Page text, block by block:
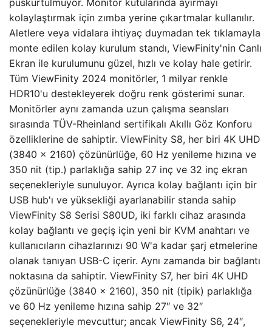
püskürtülmüyor. Monitör kutularında ayırmayı
kolaylaştırmak için zımba yerine çıkartmalar kullanılır.
Aletlere veya vidalara ihtiyaç duymadan tek tıklamayla
monte edilen kolay kurulum standı, ViewFinity'nin Canlı
Ekran ile kurulumunu güzel, hızlı ve kolay hale getirir.
Tüm ViewFinity 2024 monitörler, 1 milyar renkle
HDR10'u destekleyerek doğru renk gösterimi sunar.
Monitörler aynı zamanda uzun çalışma seansları
sırasında TÜV-Rheinland sertifikalı Akıllı Göz Konforu
özelliklerine de sahiptir. ViewFinity S8, her biri 4K UHD
(3840 x 2160) çözünürlüğe, 60 Hz yenileme hızına ve
350 nit (tip.) parlaklığa sahip 27 inç ve 32 inç ekran
seçenekleriyle sunuluyor. Ayrıca kolay bağlantı için bir
USB hub'ı ve yüksekliği ayarlanabilir standa sahip
ViewFinity S8 Serisi S80UD, iki farklı cihaz arasında
kolay bağlantı ve geçiş için yeni bir KVM anahtarı ve
kullanıcıların cihazlarınızı 90 W'a kadar şarj etmelerine
olanak tanıyan USB-C içerir. Aynı zamanda bir bağlantı
noktasına da sahiptir. ViewFinity S7, her biri 4K UHD
çözünürlüğe (3840 x 2160), 350 nit (tipik) parlaklığa
ve 60 Hz yenileme hızına sahip 27″ ve 32″
seçenekleriyle mevcuttur; ancak ViewFinity S6, 24″,